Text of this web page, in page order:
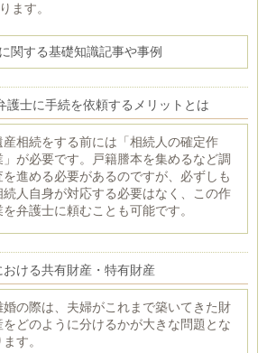
ます。
に関する基礎知識記事や事例
護士に手続を依頼するメリットとは
産相続をする前には「相続人の確定作
」が必要です。戸籍謄本を集めるなど調
を進める必要があるのですが、必ずしも
続人自身が対応する必要はなく、この作
を弁護士に頼むことも可能です。
ける共有財産・特有財産
婚の際は、夫婦がこれまで築いてきた財
をどのように分けるかが大きな問題とな
ます。